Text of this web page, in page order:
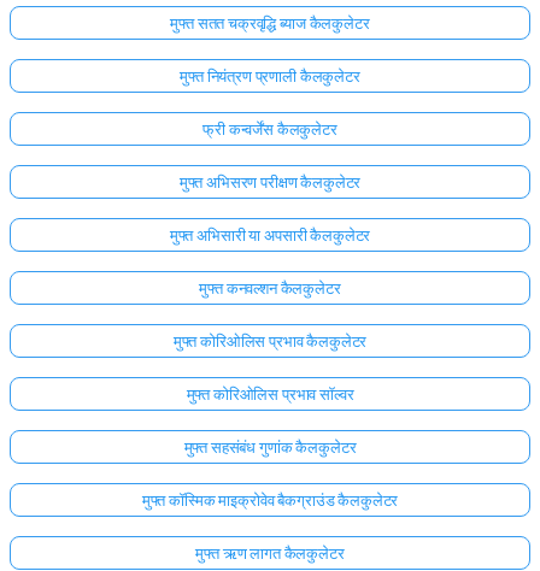
मुफ्त सतत चक्रवृद्धि ब्याज कैलकुलेटर
मुफ्त नियंत्रण प्रणाली कैलकुलेटर
फ्री कन्वर्जेंस कैलकुलेटर
मुफ्त अभिसरण परीक्षण कैलकुलेटर
मुफ्त अभिसारी या अपसारी कैलकुलेटर
मुफ्त कनवल्शन कैलकुलेटर
मुफ्त कोरिओलिस प्रभाव कैलकुलेटर
मुफ्त कोरिओलिस प्रभाव सॉल्वर
मुफ्त सहसंबंध गुणांक कैलकुलेटर
मुफ्त कॉस्मिक माइक्रोवेव बैकग्राउंड कैलकुलेटर
मुफ्त ऋण लागत कैलकुलेटर